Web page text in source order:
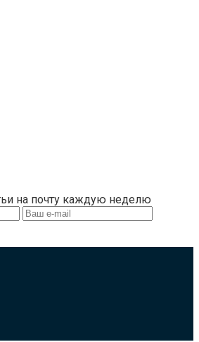
на почту каждую неделю